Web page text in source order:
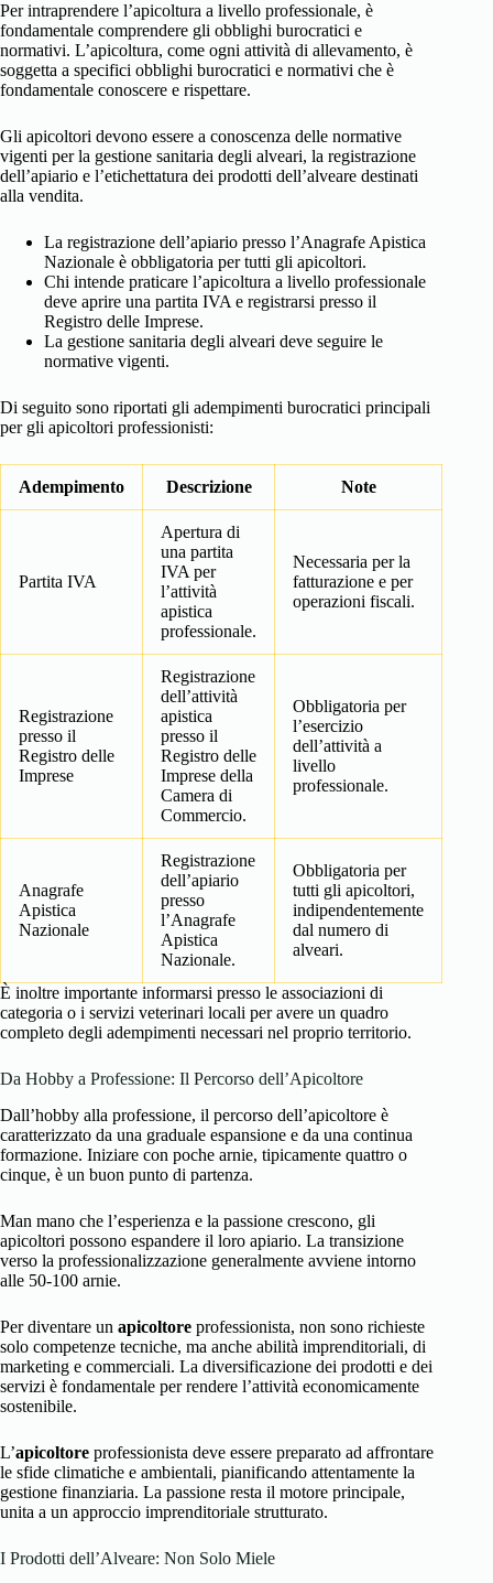
Per intraprendere l’apicoltura a livello professionale, è
fondamentale comprendere gli obblighi burocratici e
normativi. L’apicoltura, come ogni attività di allevamento, è
soggetta a specifici obblighi burocratici e normativi che è
fondamentale conoscere e rispettare.
Gli apicoltori devono essere a conoscenza delle normative
vigenti per la gestione sanitaria degli alveari, la registrazione
dell’apiario e l’etichettatura dei prodotti dell’alveare destinati
alla vendita.
La registrazione dell’apiario presso l’Anagrafe Apistica
Nazionale è obbligatoria per tutti gli apicoltori.
Chi intende praticare l’apicoltura a livello professionale
deve aprire una partita IVA e registrarsi presso il
Registro delle Imprese.
La gestione sanitaria degli alveari deve seguire le
normative vigenti.
Di seguito sono riportati gli adempimenti burocratici principali
per gli apicoltori professionisti:
Adempimento Descrizione Note
Partita IVA
Apertura di
una partita
IVA per
l’attività
apistica
professionale.
Necessaria per la
fatturazione e per
operazioni fiscali.
Registrazione
presso il
Registro delle
Imprese
Registrazione
dell’attività
apistica
presso il
Registro delle
Imprese della
Camera di
Commercio.
Obbligatoria per
l’esercizio
dell’attività a
livello
professionale.
Anagrafe
Apistica
Nazionale
Registrazione
dell’apiario
presso
l’Anagrafe
Apistica
Nazionale.
Obbligatoria per
tutti gli apicoltori,
indipendentemente
dal numero di
alveari.
È inoltre importante informarsi presso le associazioni di
categoria o i servizi veterinari locali per avere un quadro
completo degli adempimenti necessari nel proprio territorio.
Da Hobby a Professione: Il Percorso dell’Apicoltore
Dall’hobby alla professione, il percorso dell’apicoltore è
caratterizzato da una graduale espansione e da una continua
formazione. Iniziare con poche arnie, tipicamente quattro o
cinque, è un buon punto di partenza.
Man mano che l’esperienza e la passione crescono, gli
apicoltori possono espandere il loro apiario. La transizione
verso la professionalizzazione generalmente avviene intorno
alle 50-100 arnie.
Per diventare un apicoltore professionista, non sono richieste
solo competenze tecniche, ma anche abilità imprenditoriali, di
marketing e commerciali. La diversificazione dei prodotti e dei
servizi è fondamentale per rendere l’attività economicamente
sostenibile.
L’apicoltore professionista deve essere preparato ad affrontare
le sfide climatiche e ambientali, pianificando attentamente la
gestione finanziaria. La passione resta il motore principale,
unita a un approccio imprenditoriale strutturato.
I Prodotti dell’Alveare: Non Solo Miele